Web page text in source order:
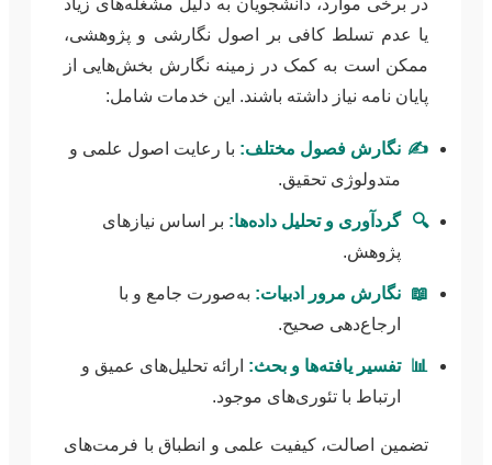
در برخی موارد، دانشجویان به دلیل مشغله‌های زیاد
یا عدم تسلط کافی بر اصول نگارشی و پژوهشی،
ممکن است به کمک در زمینه نگارش بخش‌هایی از
پایان نامه نیاز داشته باشند. این خدمات شامل:
✍️ نگارش فصول مختلف:با رعایت اصول علمی و
متدولوژی تحقیق.
🔍 گردآوری و تحلیل داده‌ها:بر اساس نیازهای
پژوهش.
📖 نگارش مرور ادبیات:به‌صورت جامع و با
ارجاع‌دهی صحیح.
📊 تفسیر یافته‌ها و بحث:ارائه تحلیل‌های عمیق و
ارتباط با تئوری‌های موجود.
تضمین اصالت، کیفیت علمی و انطباق با فرمت‌های